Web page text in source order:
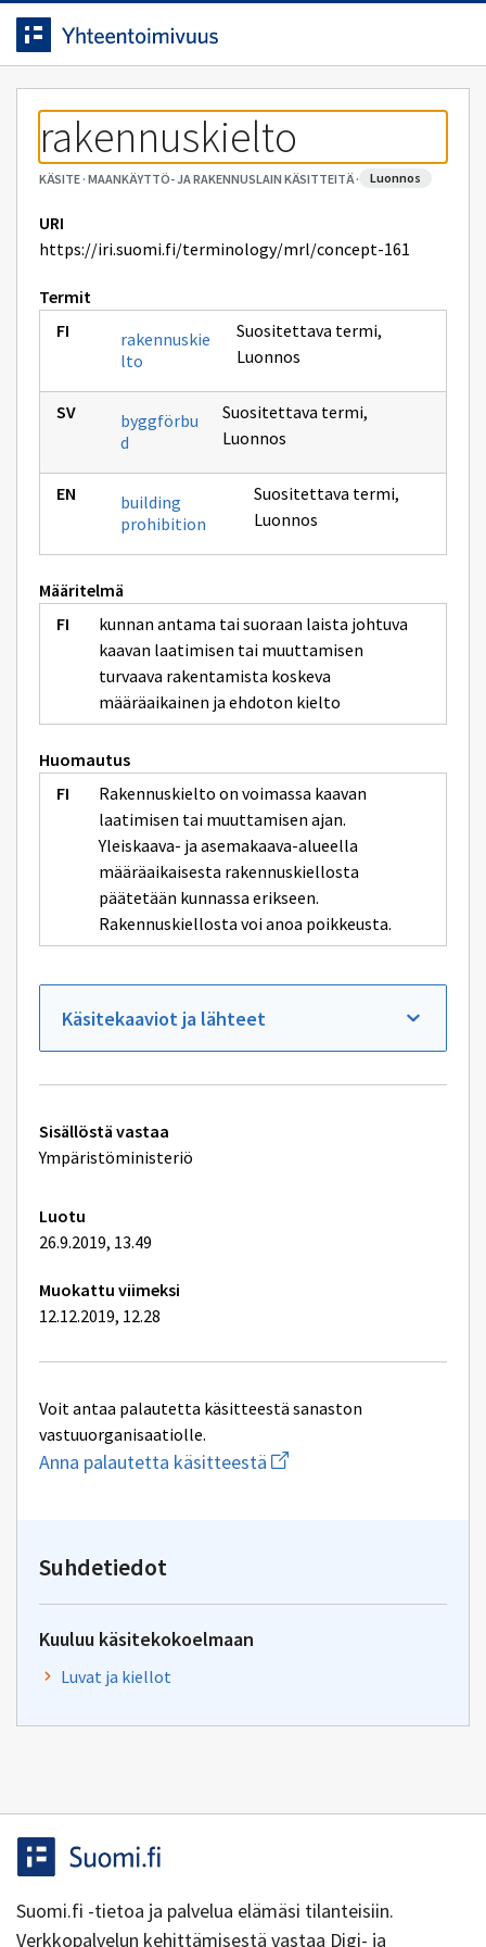
Siirrytty
sivulle
Siirry suoraan sisältöön.
rakennuskielto
KÄSITE· MAANKÄYTTÖ- JA RAKENNUSLAIN KÄSITTEITÄ· luonnos
URI
https://iri.suomi.fi/terminology/mrl/concept-161
Termit
rakennuskie
lto
Suositettava termi,
Luonnos
byggförbu
d
Suositettava termi,
Luonnos
building
prohibition
Suositettava termi,
Luonnos
Määritelmä
kunnan antama tai suoraan laista johtuva
kaavan laatimisen tai muuttamisen
turvaava rakentamista koskeva
määräaikainen ja ehdoton kielto
Huomautus
Rakennuskielto on voimassa kaavan
laatimisen tai muuttamisen ajan.
Yleiskaava- ja asemakaava-alueella
määräaikaisesta rakennuskiellosta
päätetään kunnassa erikseen.
Rakennuskiellosta voi anoa poikkeusta.
Käsitekaaviot ja lähteet
Tekniset
lisätiedot
Sisällöstä vastaa
Ympäristöministeriö
Luotu
26.9.2019, 13.49
Muokattu viimeksi
12.12.2019, 12.28
Voit antaa palautetta käsitteestä sanaston
vastuuorganisaatiolle.
Anna palautetta käsitteestä Aloita
uuden
Suhdetiedot
Kuuluu käsitekokoelmaan
Luvat ja kiellot
Suomi.fi -tietoa ja palvelua elämäsi tilanteisiin.
Verkkopalvelun kehittämisestä vastaa Digi- ja